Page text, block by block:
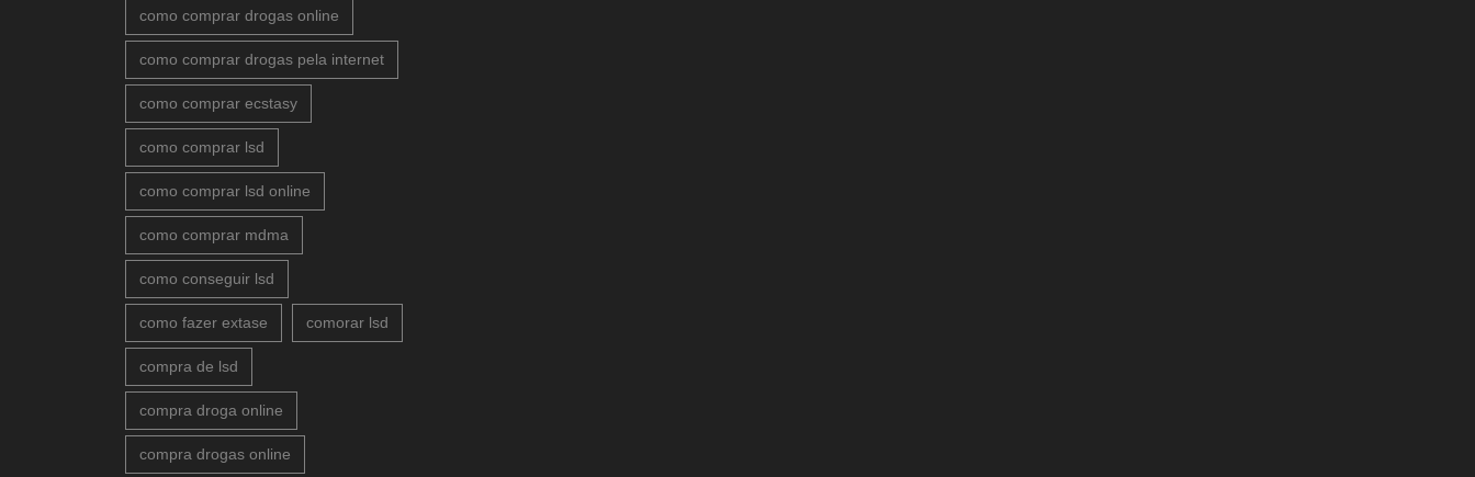
como comprar drogas online
como comprar drogas pela internet
como comprar ecstasy
como comprar lsd
como comprar lsd online
como comprar mdma
como conseguir lsd
como fazer extase comorar lsd
compra de lsd
compra droga online
compra drogas online